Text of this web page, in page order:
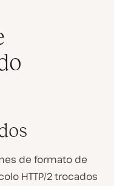
de formato de
HTTP/2 trocados